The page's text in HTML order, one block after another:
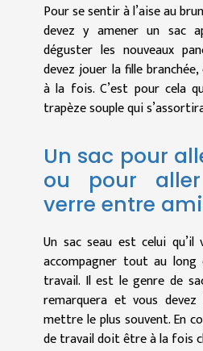
Pour se sentir à l’aise au
devez y amener un sac
déguster les nouveaux
devez jouer la fille
à la fois. C’est pour cela
trapèze souple qui
Un sac pour
ou pour
verre entre
Un sac seau est celui
accompagner tout au
travail. Il est le genre de
remarquera et vous
mettre le plus souvent. En
de travail doit être à la fois